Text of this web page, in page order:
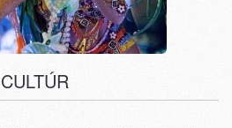
CULTÚR